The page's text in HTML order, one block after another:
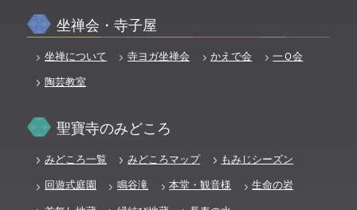
坐禅会・寺子屋
坐禅について 寺ヨガ坐禅会 かえで会
一Ｑ会
陶芸教室
聖寶寺のみどころ
みどころ一覧 みどころマップ
もみじシーズン
回遊式庭園
鳴谷滝 本堂・観音様
生命の岩